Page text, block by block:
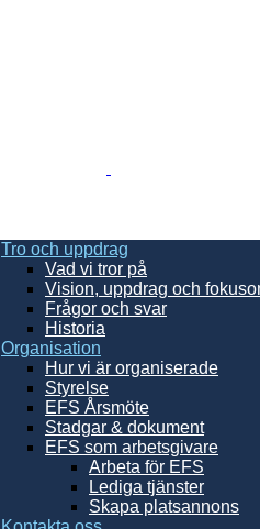
Tro och uppdrag
Vad vi tror på
Vision, uppdrag och
Frågor och svar
Historia
Organisation
Hur vi är organiserade
Styrelse
EFS Årsmöte
Stadgar & dokument
EFS som arbetsgivare
Arbeta för EFS
Lediga tjänster
Skapa platsannons